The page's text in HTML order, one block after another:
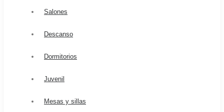
Salones
Descanso
Dormitorios
Juvenil
Mesas y sillas